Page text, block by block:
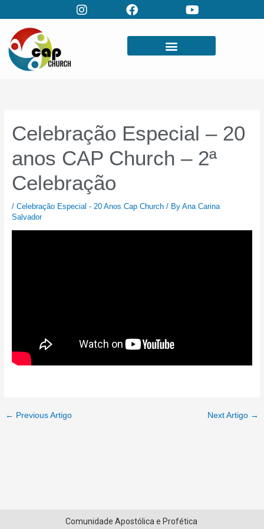
to
content
Celebração Especial – 20
anos CAP Church – 2ª
Celebração
/Celebração Especial - 20 Anos Cap Church / ByAna Carina
Salvador
← Previous Artigo Next Artigo →
Comunidade Apostólica e Profética